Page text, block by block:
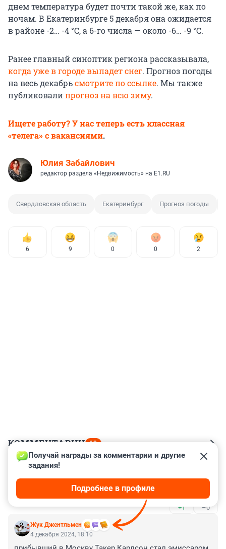
днем температура будет почти такой же, как по
ночам. В Екатеринбурге 5 декабря она ожидается
в районе -2… -4 °С, а 6-го числа — около -6… -9 °С.
Ранее главный синоптик региона рассказывала,
когда уже в городе выпадет снег. Прогноз погоды
на весь декабрьсмотрите по ссылке. Мы также
публиковалипрогноз на всю зиму.
Ищете работу? У нас теперь есть классная
«телега» с вакансиями.
Юлия Забайлович
редактор раздела «Недвижимость» на E1.RU
Свердловская область Екатеринбург Прогноз погоды
6 9 0 0 2
КОММЕНТАРИИ 19
Гость
Синоптикам веры нет.
+1 –0
Жук Джентльмен
Получай награды за комментарии и другие
задания!
Подробнее в профиле
4 декабря 2024, 18:10